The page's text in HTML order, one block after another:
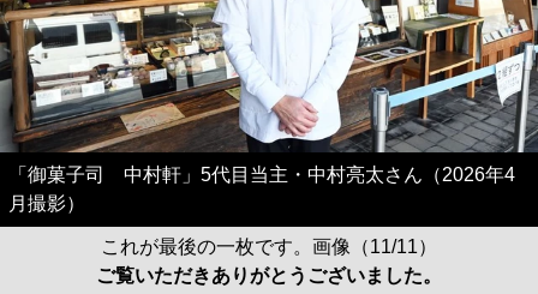
「御菓子司 中村軒」5代目当主・中村亮太さん（2026年4
月撮影）
これが最後の一枚です。画像（11/11）
ご覧いただきありがとうございました。